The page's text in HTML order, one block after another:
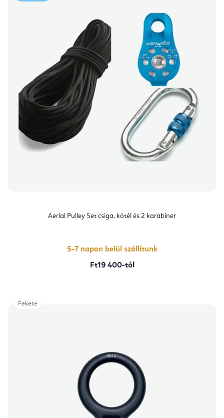
Aerial Pulley Set csiga, kötél és 2 karabiner
5-7 napon belül szállítunk
Ft19 400-tól
Fekete